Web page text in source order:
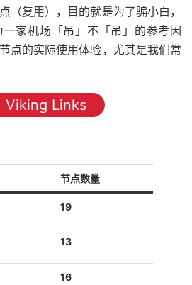
（复用），目的就是为了骗小白，
家机场「吊」不「吊」的参考因
点的实际使用体验，尤其是我们常
Viking Links
节点数量
19
13
16